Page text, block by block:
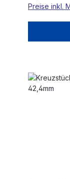
Preise inkl.